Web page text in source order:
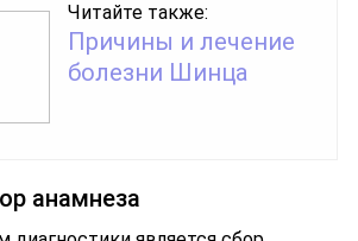
Читайте также:
Причины и лечение
болезни Шинца
анамнеза